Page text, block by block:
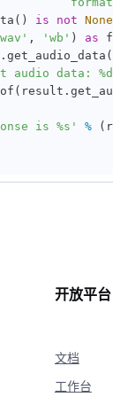
( ) is not None
, 'wb' ) as f
. get_audio_data (
audio data:
( result .
is %s' % (
开放平台
文档
工作台